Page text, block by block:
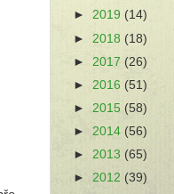
► 2019 (14)
► 2018 (18)
► 2017 (26)
► 2016 (51)
► 2015 (58)
► 2014 (56)
► 2013 (65)
► 2012 (39)